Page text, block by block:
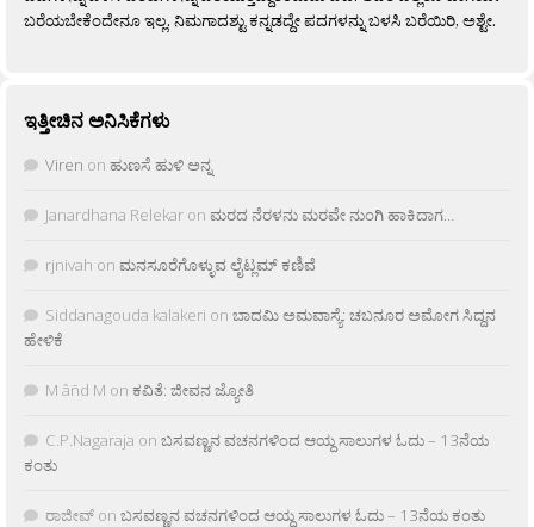
ಬರೆಯಬೇಕೆಂದೇನೂ ಇಲ್ಲ. ನಿಮಗಾದಶ್ಟು ಕನ್ನಡದ್ದೇ ಪದಗಳನ್ನು ಬಳಸಿ ಬರೆಯಿರಿ, ಅಶ್ಟೇ.
ಇತ್ತೀಚಿನ ಅನಿಸಿಕೆಗಳು
Viren on ಹುಣಸೆ ಹುಳಿ ಅನ್ನ
Janardhana Relekar on ಮರದ ನೆರಳನು ಮರವೇ ನುಂಗಿ ಹಾಕಿದಾಗ…
rjnivah on ಮನಸೂರೆಗೊಳ್ಳುವ ಲೈಟ್ಲಮ್ ಕಣಿವೆ
Siddanagouda kalakeri on ಬಾದಮಿ ಅಮವಾಸ್ಯೆ: ಚಬನೂರ ಅಮೋಗ ಸಿದ್ದನ
ಹೇಳಿಕೆ
M âñd M on ಕವಿತೆ: ಜೀವನ ಜ್ಯೋತಿ
C.P.Nagaraja on ಬಸವಣ್ಣನ ವಚನಗಳಿಂದ ಆಯ್ದ ಸಾಲುಗಳ ಓದು – 13ನೆಯ
ಕಂತು
ರಾಜೀವ್ on ಬಸವಣ್ಣನ ವಚನಗಳಿಂದ ಆಯ್ದ ಸಾಲುಗಳ ಓದು – 13ನೆಯ ಕಂತು